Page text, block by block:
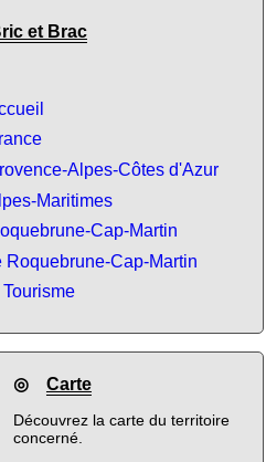
et Brac
Alpes-Côtes d'Azur
Maritimes
Cap-Martin
Roquebrune-Cap-Martin
◎ Carte
Découvrez la carte du territoire
concerné.